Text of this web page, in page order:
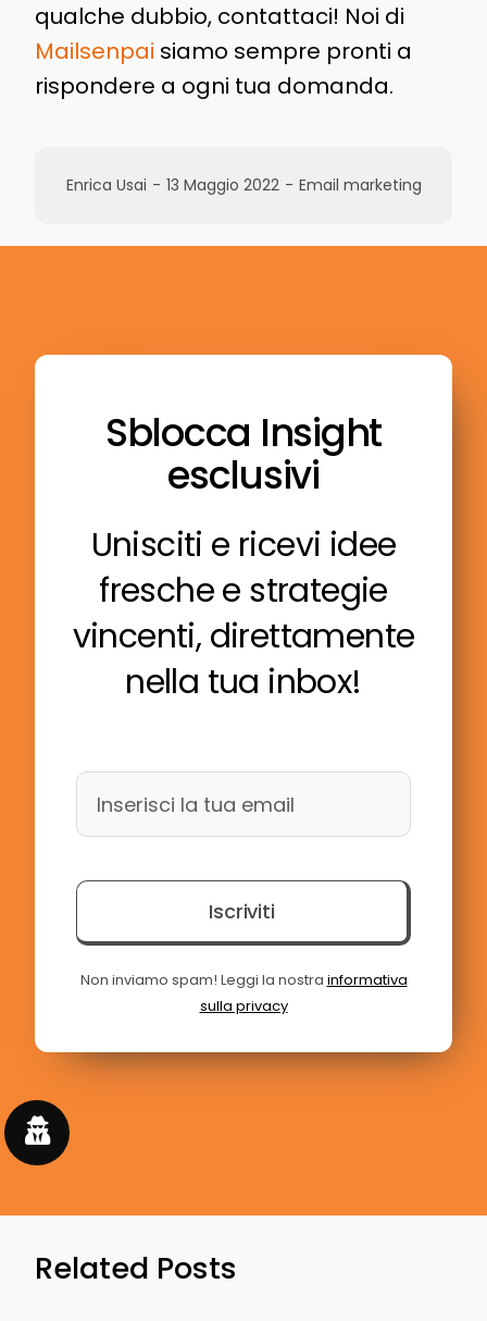
qualche dubbio, contattaci! Noi di
Mailsenpai siamo sempre pronti a
rispondere a ogni tua domanda.
Enrica Usai - 13 Maggio 2022 - Email marketing
Sblocca Insight
esclusivi
Unisciti e ricevi idee
fresche e strategie
vincenti, direttamente
nella tua inbox!
Iscriviti
Non inviamo spam! Leggi la nostra informativa
sulla privacy
Related Posts